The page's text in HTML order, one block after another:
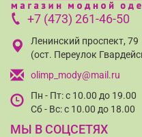
+7 (473) 261-46-50
Ленинский проспект, 79
(ост. Переулок
olimp_mody@mail.ru
Пн - Пт: с 10.00 до 19.00
Сб - Вс: с 10.00 до 18.00
МЫ В СОЦСЕТЯХ